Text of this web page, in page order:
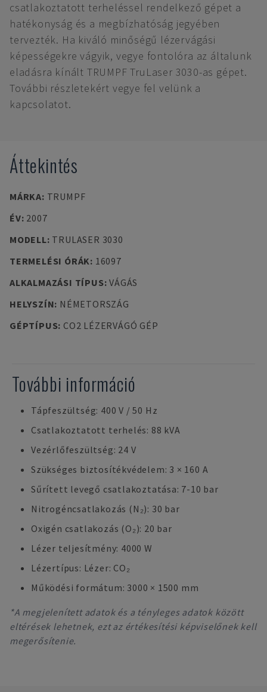
csatlakoztatott terheléssel rendelkező gépet a
hatékonyság és a megbízhatóság jegyében
tervezték. Ha kiváló minőségű lézervágási
képességekre vágyik, vegye fontolóra az általunk
eladásra kínált TRUMPF TruLaser 3030-as gépet.
További részletekért vegye fel velünk a
kapcsolatot.
Áttekintés
MÁRKA: TRUMPF
ÉV: 2007
MODELL: TRULASER 3030
TERMELÉSI ÓRÁK: 16097
ALKALMAZÁSI TÍPUS:VÁGÁS
HELYSZÍN: NÉMETORSZÁG
GÉPTÍPUS: CO2 LÉZERVÁGÓ GÉP
További információ
Tápfeszültség: 400 V / 50 Hz
Csatlakoztatott terhelés: 88 kVA
Vezérlőfeszültség: 24 V
Szükséges biztosítékvédelem: 3 × 160 A
Sűrített levegő csatlakoztatása: 7-10 bar
Nitrogéncsatlakozás (N₂): 30 bar
Oxigén csatlakozás (O₂): 20 bar
Lézer teljesítmény: 4000 W
Lézertípus: Lézer: CO₂
Működési formátum: 3000 × 1500 mm
*A megjelenített adatok és a tényleges adatok között
eltérések lehetnek, ezt az értékesítési képviselőnek kell
megerősítenie.